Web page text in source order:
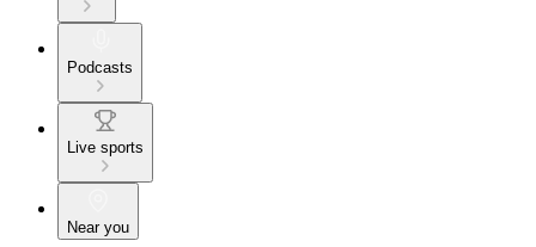
Podcasts
Live sports
Near you